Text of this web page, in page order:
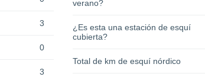
3
0
3
verano?
¿Es esta una estación de esquí
cubierta?
Total de km de esquí nórdico